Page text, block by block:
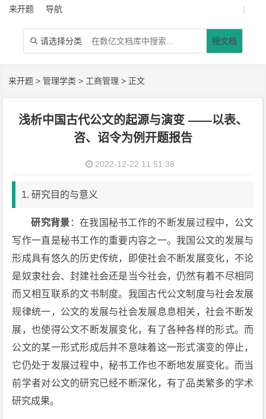
来开题 导航 |
 请选择分类 搜文档
来开题 >管理学类 > 工商管理 > 正文
浅析中国古代公文的起源与演变 ——以表、
咨、诏令为例开题报告
2022-12-22 11:51:38
1. 研究目的与意义
研究背景 ：在我国秘书工作的不断发展过程中，公文
写作一直是秘书工作的重要内容之一。我国公文的发展与
形成具有悠久的历史传统，即使社会不断发展变化，不论
是奴隶社会、封建社会还是当今社会，仍然有着不尽相同
而又相互联系的文书制度。我国古代公文制度与社会发展
规律统一，公文的发展与社会发展息息相关，社会不断发
展，也使得公文不断发展变化，有了各种各样的形式。而
公文的某一形式形成后并不意味着这一形式演变的停止，
它仍处于发展过程中，秘书工作也不断地发展变化。而当
前学者对公文的研究已经不断深化，有了品类繁多的学术
研究成果。